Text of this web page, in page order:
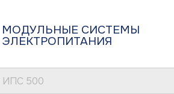
МОДУЛЬНЫЕ СИСТЕМЫ
ЭЛЕКТРОПИТАНИЯ